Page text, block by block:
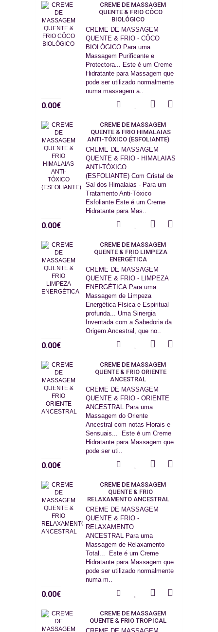
CREME DE MASSAGEM
QUENTE & FRIO CÔCO
BIOLÓGICO
CREME DE MASSAGEM
QUENTE & FRIO - CÔCO
BIOLÓGICO Para uma
Massagem Purificante e
Protectora... Este é um Creme
Hidratante para Massagem que
pode ser utilizado normalmente
numa massagem a..
0.00€
CREME DE MASSAGEM
QUENTE & FRIO HIMALAIAS
ANTI-TÓXICO (ESFOLIANTE)
CREME DE MASSAGEM
QUENTE & FRIO - HIMALAIAS
ANTI-TÓXICO
(ESFOLIANTE) Com Cristal de
Sal dos Himalaias - Para um
Tratamento Anti-Tóxico
Esfoliante Este é um Creme
Hidratante para Mas..
0.00€
CREME DE MASSAGEM
QUENTE & FRIO LIMPEZA
ENERGÉTICA
CREME DE MASSAGEM
QUENTE & FRIO - LIMPEZA
ENERGÉTICA Para uma
Massagem de Limpeza
Energética Física e Espiritual
profunda... Uma Sinergia
Inventada com a Sabedoria da
Origem Ancestral, que no..
0.00€
CREME DE MASSAGEM
QUENTE & FRIO ORIENTE
ANCESTRAL
CREME DE MASSAGEM
QUENTE & FRIO - ORIENTE
ANCESTRAL Para uma
Massagem do Oriente
Ancestral com notas Florais e
Sensuais... Este é um Creme
Hidratante para Massagem que
pode ser uti..
0.00€
CREME DE MASSAGEM
QUENTE & FRIO
RELAXAMENTO ANCESTRAL
CREME DE MASSAGEM
QUENTE & FRIO -
RELAXAMENTO
ANCESTRAL Para uma
Massagem de Relaxamento
Total... Este é um Creme
Hidratante para Massagem que
pode ser utilizado normalmente
numa m..
0.00€
CREME DE MASSAGEM
QUENTE & FRIO TROPICAL